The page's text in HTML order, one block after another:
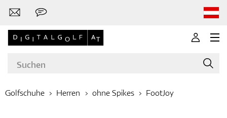
Golfschuhe Herren ohne Spikes FootJoy